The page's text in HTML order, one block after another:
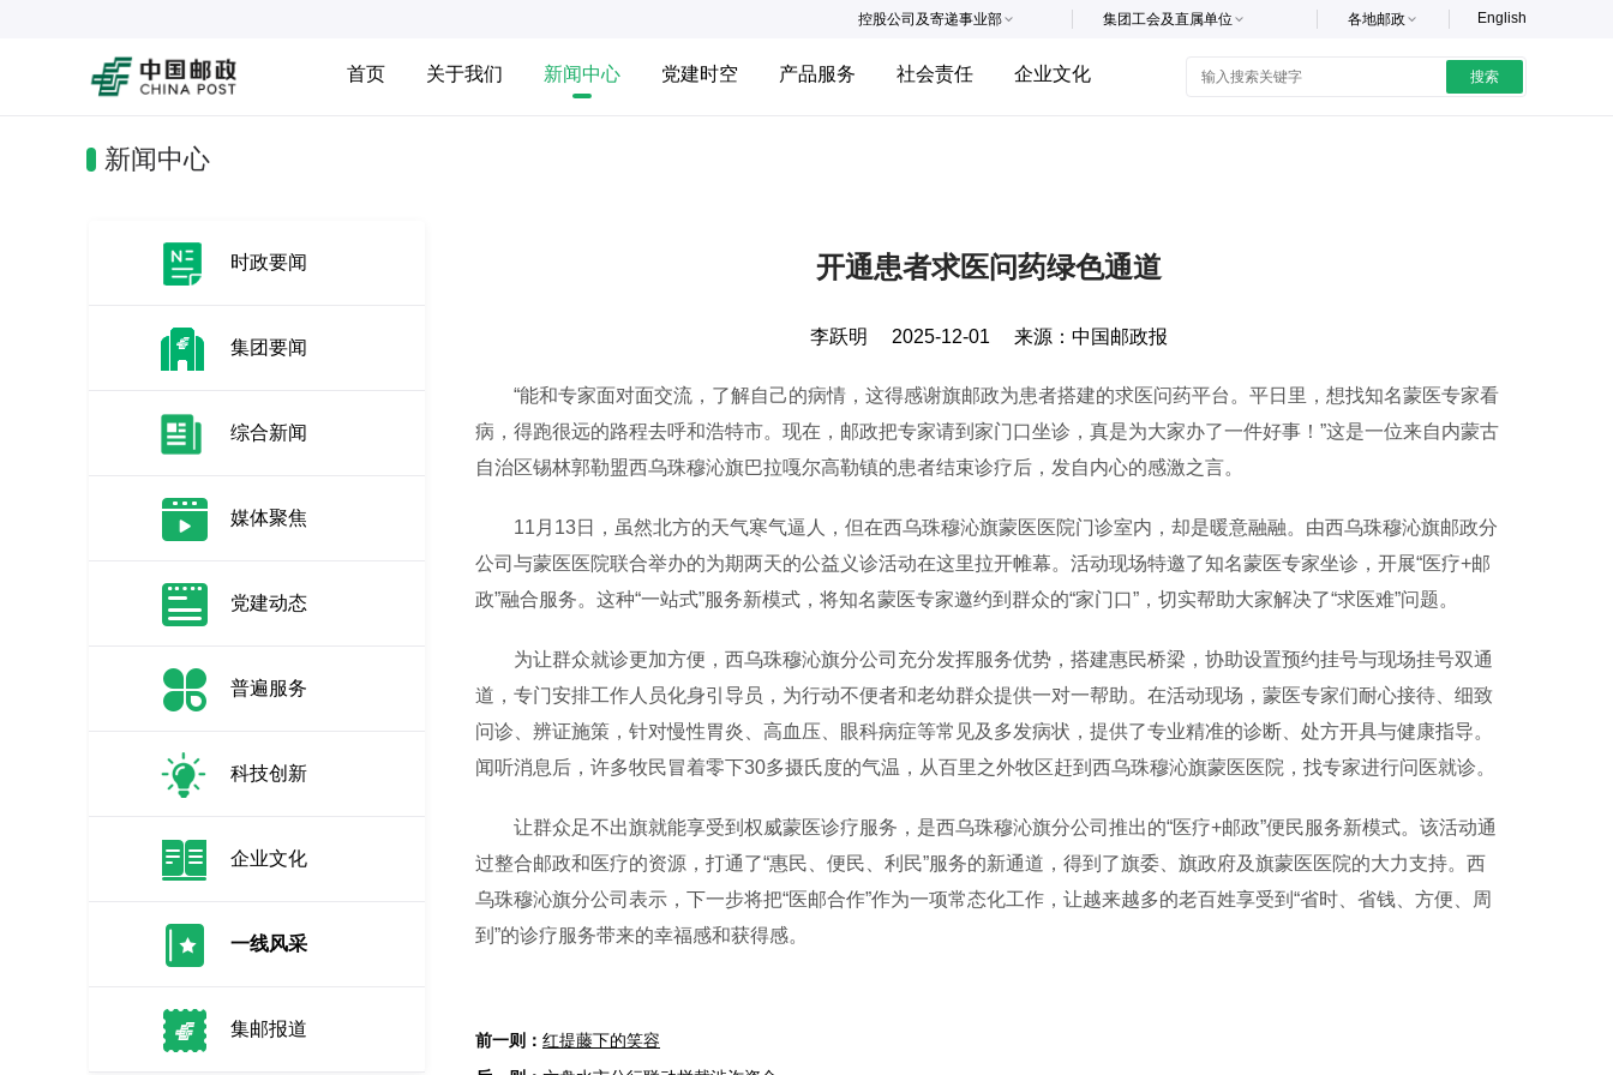
English
各地邮政
集团工会及直属单位
控股公司及寄递事业部
首页 关于我们 新闻中心 党建时空 产品服务 社会责任 企业文化 搜索
新闻中心
时政要闻
集团要闻
综合新闻
媒体聚焦
党建动态
普遍服务
科技创新
企业文化
一线风采
集邮报道
开通患者求医问药绿色通道
李跃明 2025-12-01 来源： 中国邮政报
“能和专家面对面交流，了解自己的病情，这得感谢旗邮政为患者搭建的求医问药平台。平日里，想找知名蒙医专家看
病，得跑很远的路程去呼和浩特市。现在，邮政把专家请到家门口坐诊，真是为大家办了一件好事！”这是一位来自内蒙古
自治区锡林郭勒盟西乌珠穆沁旗巴拉嘎尔高勒镇的患者结束诊疗后，发自内心的感激之言。
11月13日，虽然北方的天气寒气逼人，但在西乌珠穆沁旗蒙医医院门诊室内，却是暖意融融。由西乌珠穆沁旗邮政分
公司与蒙医医院联合举办的为期两天的公益义诊活动在这里拉开帷幕。活动现场特邀了知名蒙医专家坐诊，开展“医疗+邮
政”融合服务。这种“一站式”服务新模式，将知名蒙医专家邀约到群众的“家门口”，切实帮助大家解决了“求医难”问题。
为让群众就诊更加方便，西乌珠穆沁旗分公司充分发挥服务优势，搭建惠民桥梁，协助设置预约挂号与现场挂号双通
道，专门安排工作人员化身引导员，为行动不便者和老幼群众提供一对一帮助。在活动现场，蒙医专家们耐心接待、细致
问诊、辨证施策，针对慢性胃炎、高血压、眼科病症等常见及多发病状，提供了专业精准的诊断、处方开具与健康指导。
闻听消息后，许多牧民冒着零下30多摄氏度的气温，从百里之外牧区赶到西乌珠穆沁旗蒙医医院，找专家进行问医就诊。
让群众足不出旗就能享受到权威蒙医诊疗服务，是西乌珠穆沁旗分公司推出的“医疗+邮政”便民服务新模式。该活动通
过整合邮政和医疗的资源，打通了“惠民、便民、利民”服务的新通道，得到了旗委、旗政府及旗蒙医医院的大力支持。西
乌珠穆沁旗分公司表示，下一步将把“医邮合作”作为一项常态化工作，让越来越多的老百姓享受到“省时、省钱、方便、周
到”的诊疗服务带来的幸福感和获得感。
红提藤下的笑容